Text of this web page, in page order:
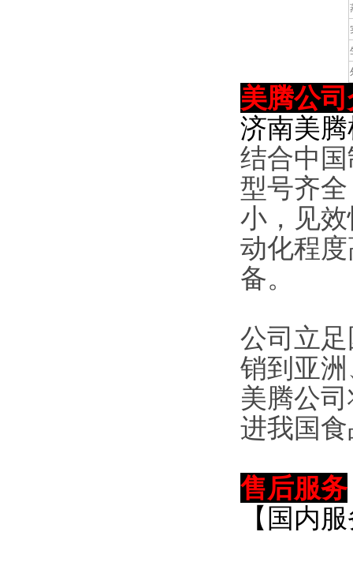
美腾公
济南美
结合中
型号齐
小，见
动化程
备。
公司立
销到亚
美腾公
进我国
售后服务
【国内